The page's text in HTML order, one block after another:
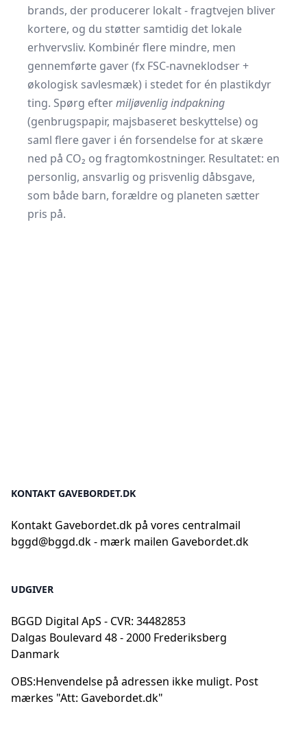
brands, der producerer lokalt - fragtvejen bliver
kortere, og du støtter samtidig det lokale
erhvervsliv. Kombinér flere mindre, men
gennemførte gaver (fx FSC-navneklodser +
økologisk savlesmæk) i stedet for én plastikdyr
ting. Spørg eftermiljøvenlig indpakning
(genbrugspapir, majsbaseret beskyttelse) og
saml flere gaver i én forsendelse for at skære
ned på CO₂ og fragtomkostninger. Resultatet: en
personlig, ansvarlig og prisvenlig dåbsgave,
som både barn, forældre og planeten sætter
pris på.
KONTAKT GAVEBORDET.DK
Kontakt Gavebordet.dk på vores centralmail
bggd@bggd.dk- mærk mailen Gavebordet.dk
UDGIVER
BGGD Digital ApS - CVR: 34482853
Dalgas Boulevard 48 - 2000 Frederiksberg
Danmark
OBS:Henvendelse på adressen ikke muligt. Post
mærkes "Att: Gavebordet.dk"